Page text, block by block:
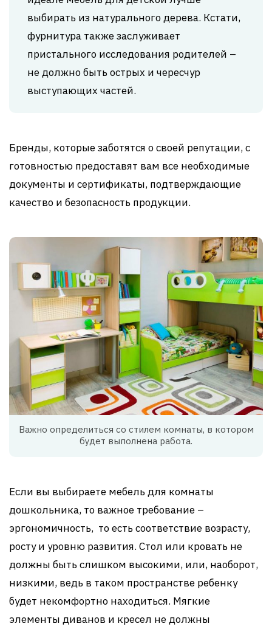
выбирать из натурального дерева. Кстати,
фурнитура также заслуживает
пристального исследования родителей –
не должно быть острых и чересчур
выступающих частей.
Бренды, которые заботятся о своей репутации, с
готовностью предоставят вам все необходимые
документы и сертификаты, подтверждающие
качество и безопасность продукции.
Важно определиться со стилем комнаты, в котором
будет выполнена работа.
Если вы выбираете мебель для комнаты
дошкольника, то важное требование –
эргономичность, то есть соответствие возрасту,
росту и уровню развития. Стол или кровать не
должны быть слишком высокими, или, наоборот,
низкими, ведь в таком пространстве ребенку
будет некомфортно находиться. Мягкие
элементы диванов и кресел не должны